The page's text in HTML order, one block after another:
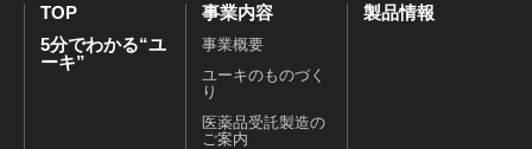
TOP
5分でわかる“ユ
ーキ”
事業内容
事業概要
ユーキのものづく
り
医薬品受託製造の
ご案内
製品情報